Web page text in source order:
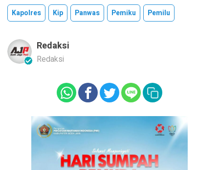
Kapolres Kip Panwas Pemiku Pemilu
Redaksi
Redaksi